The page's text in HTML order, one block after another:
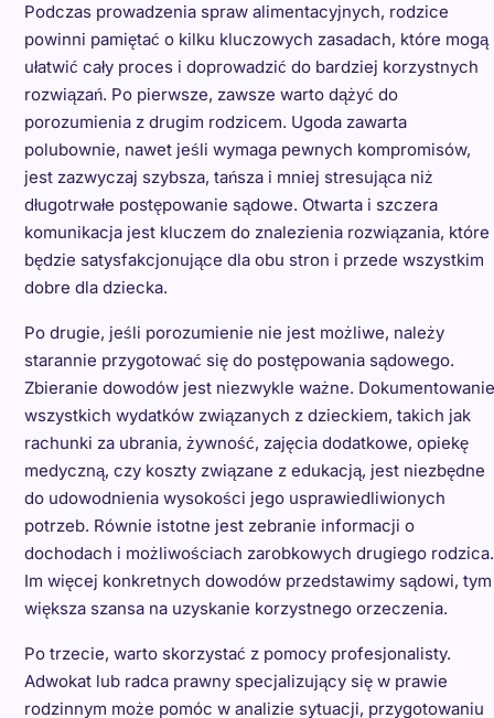
Podczas prowadzenia spraw alimentacyjnych, rodzice
powinni pamiętać o kilku kluczowych zasadach, które mogą
ułatwić cały proces i doprowadzić do bardziej korzystnych
rozwiązań. Po pierwsze, zawsze warto dążyć do
porozumienia z drugim rodzicem. Ugoda zawarta
polubownie, nawet jeśli wymaga pewnych kompromisów,
jest zazwyczaj szybsza, tańsza i mniej stresująca niż
długotrwałe postępowanie sądowe. Otwarta i szczera
komunikacja jest kluczem do znalezienia rozwiązania, które
będzie satysfakcjonujące dla obu stron i przede wszystkim
dobre dla dziecka.
Po drugie, jeśli porozumienie nie jest możliwe, należy
starannie przygotować się do postępowania sądowego.
Zbieranie dowodów jest niezwykle ważne. Dokumentowanie
wszystkich wydatków związanych z dzieckiem, takich jak
rachunki za ubrania, żywność, zajęcia dodatkowe, opiekę
medyczną, czy koszty związane z edukacją, jest niezbędne
do udowodnienia wysokości jego usprawiedliwionych
potrzeb. Równie istotne jest zebranie informacji o
dochodach i możliwościach zarobkowych drugiego rodzica.
Im więcej konkretnych dowodów przedstawimy sądowi, tym
większa szansa na uzyskanie korzystnego orzeczenia.
Po trzecie, warto skorzystać z pomocy profesjonalisty.
Adwokat lub radca prawny specjalizujący się w prawie
rodzinnym może pomóc w analizie sytuacji, przygotowaniu